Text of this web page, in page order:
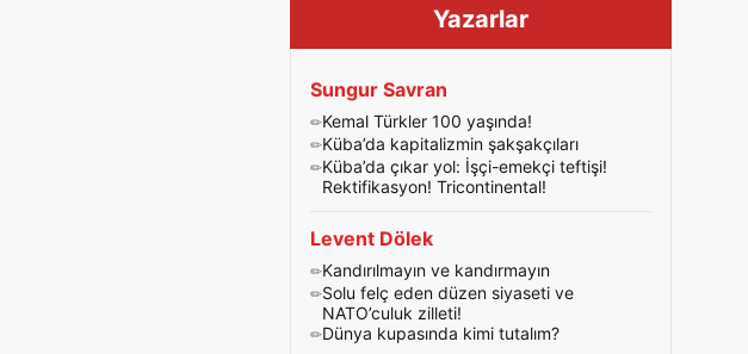
Yazarlar
Sungur Savran
Kemal Türkler 100 yaşında!
Küba’da kapitalizmin şakşakçıları
Küba’da çıkar yol: İşçi-emekçi teftişi!
Rektifikasyon! Tricontinental!
Levent Dölek
Kandırılmayın ve kandırmayın
Solu felç eden düzen siyaseti ve
NATO’culuk zilleti!
Dünya kupasında kimi tutalım?